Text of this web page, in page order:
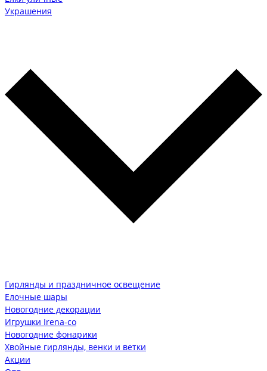
Украшения
Гирлянды и праздничное освещение
Елочные шары
Новогодние декорации
Игрушки Irena-co
Новогодние фонарики
Хвойные гирлянды, венки и ветки
Акции